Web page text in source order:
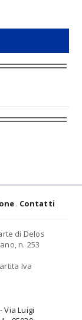
Contatti
di Delos
n. 253
Iva
- Via Luigi